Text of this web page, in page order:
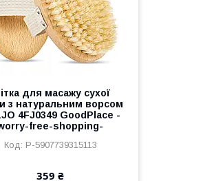
для масажу сухої
з натуральним ворсом
4FJ0349 GoodPlace -
free-shopping-
P-5907739315113
359 ₴